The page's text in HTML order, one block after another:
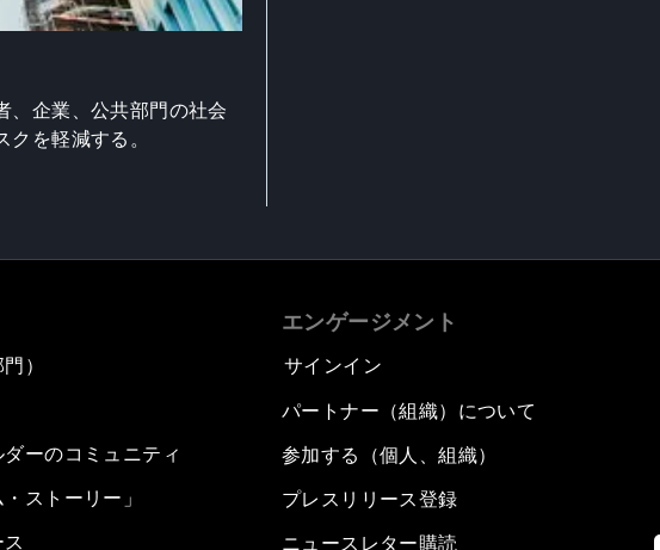
、企業、公共部門の社会
を軽減する。
）
ーのコミュニティ
ストーリー」
エンゲージメント
サインイン
パートナー（組織）について
参加する（個人、組織）
プレスリリース登録
ニュースレター購読